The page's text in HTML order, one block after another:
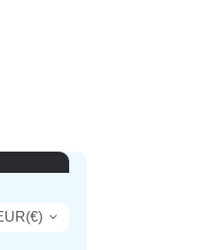
(€)